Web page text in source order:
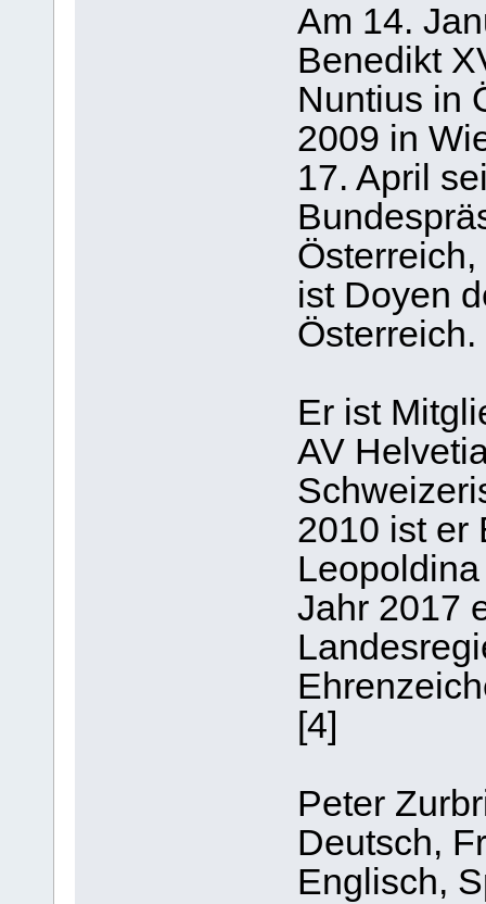
Am 14.
Benedikt
Nuntius in
2009 in
17. April
ist Doyen
Österreich.
Er ist
AV
2010 ist er
Jahr 2017
[4]
Peter
Deutsch,
Englisch,